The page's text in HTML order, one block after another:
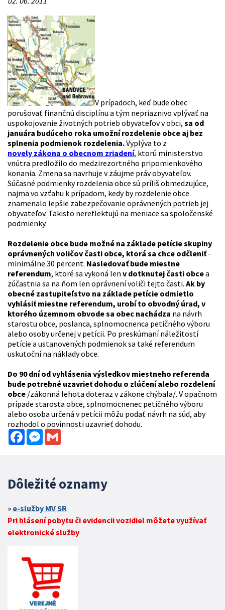
V prípadoch, keď bude obec
porušovať finančnú disciplínu a tým nepriaznivo vplývať na
uspokojovanie životných potrieb obyvateľov v obci, sa od
januára budúceho roka umožní rozdelenie obce aj bez
splnenia podmienok rozdelenia.Vyplýva to z
novely zákona o obecnom zriadení, ktorú ministerstvo
vnútra predložilo do medzirezortného pripomienkového
konania. Zmena sa navrhuje v záujme práv obyvateľov.
Súčasné podmienky rozdelenia obce sú príliš obmedzujúce,
najmä vo vzťahu k prípadom, kedy by rozdelenie obce
znamenalo lepšie zabezpečovanie oprávnených potrieb jej
obyvateľov. Takisto nereflektujú na meniace sa spoločenské
podmienky.
Rozdelenie obce bude možné na základe petície skupiny
oprávnených voličov časti obce, ktorá sa chce odčleniť -
minimálne 30 percent. Nasledovať bude miestne
referendum, ktoré sa vykoná len v dotknutej časti obcea
zúčastnia sa na ňom len oprávnení voliči tejto časti. Ak by
obecné zastupiteľstvo na základe petície odmietlo
vyhlásiť miestne referendum, urobí to obvodný úrad, v
ktorého územnom obvode sa obec nachádza na návrh
starostu obce, poslanca, splnomocnenca petičného výboru
alebo osoby určenej v petícii. Po preskúmaní náležitostí
petície a ustanovených podmienok sa také referendum
uskutoční na náklady obce.
Do 90 dní od vyhlásenia výsledkov miestneho referenda
bude potrebné uzavrieť dohodu o zlúčení alebo rozdelení
obce /zákonná lehota doteraz v zákone chýbala/. V opačnom
prípade starosta obce, splnomocnenec petičného výboru
alebo osoba určená v petícii môžu podať návrh na súd, aby
rozhodol o povinnosti uzavrieť dohodu.
FacebookMessenger
Dôležité oznamy
e-služby MV SR
Pri hlásení pobytu či evidencii vozidiel môžete využívať
elektronické služby